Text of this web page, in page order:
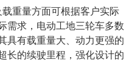
重量方面可根据客户实际
需求，电动工地三轮车多数
具有载重量大、动力更强的
长的续驶里程，强化设计的